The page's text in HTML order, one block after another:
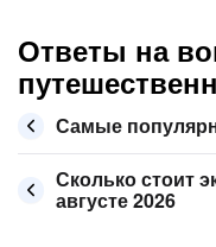
Ответы на
Самые
Сколько стоит
августе 2026